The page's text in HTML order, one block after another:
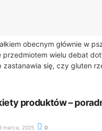
obecnym głównie w
przedmiotem wielu debat
zastanawia się, czy gluten
produktów –
marca, 2025 0